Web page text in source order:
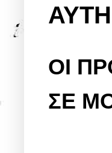
ΟΙ
ΣΕ